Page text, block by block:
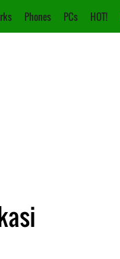
Phones PCs HOT!